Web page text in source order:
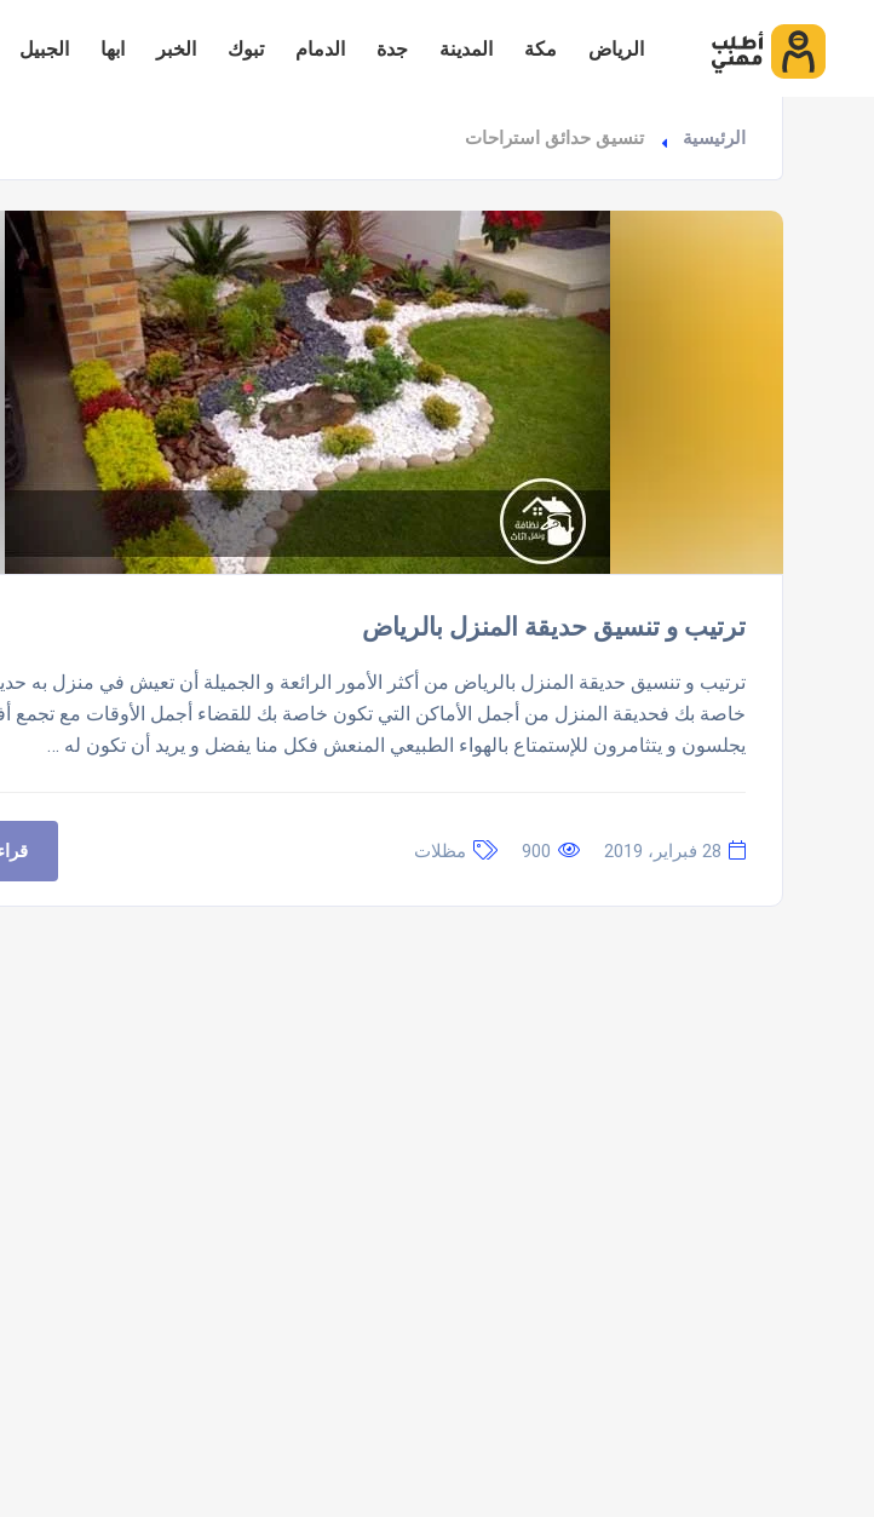
الرياض مكة المدينة جدة الدمام تبوك الخبر ابها الجبيل
الرئيسية تنسيق حدائق استراحات
ترتيب و تنسيق حديقة المنزل بالرياض
ترتيب و تنسيق حديقة المنزل بالرياض من أكثر الأمور الرائعة و الجميلة أن تعيش في منزل به
خاصة بك فحديقة المنزل من أجمل الأماكن التي تكون خاصة بك للقضاء أجمل الأوقات مع تجمع
يجلسون و يتثامرون للإستمتاع بالهواء الطبيعي المنعش فكل منا يفضل و يريد أن تكون له …
28 فبراير، 2019 900 مظلات